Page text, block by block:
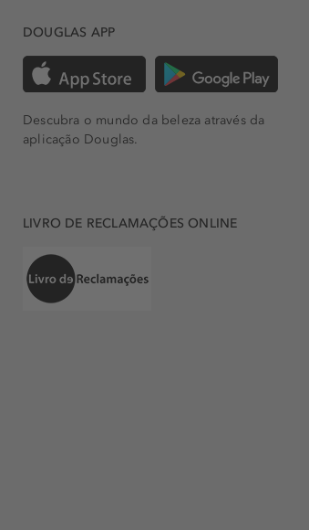
DOUGLAS APP
Descubra o mundo da beleza através da
aplicação Douglas.
LIVRO DE RECLAMAÇÕES ONLINE